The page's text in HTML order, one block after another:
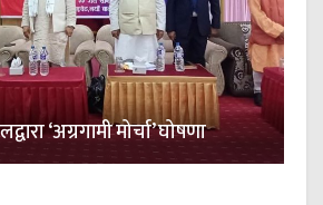
‘अग्रगामी मोर्चा’ घोषणा